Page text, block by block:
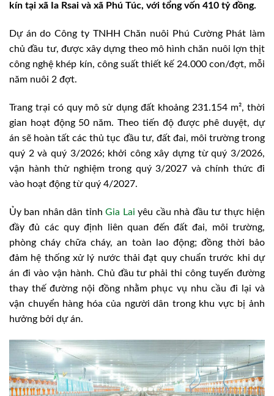
kín tại xã Ia Rsai và xã Phú Túc, với tổng vốn 410 tỷ đồng.
Dự án do Công ty TNHH Chăn nuôi Phú Cường Phát làm
chủ đầu tư, được xây dựng theo mô hình chăn nuôi lợn thịt
công nghệ khép kín, công suất thiết kế 24.000 con/đợt, mỗi
năm nuôi 2 đợt.
Trang trại có quy mô sử dụng đất khoảng 231.154 m², thời
gian hoạt động 50 năm. Theo tiến độ được phê duyệt, dự
án sẽ hoàn tất các thủ tục đầu tư, đất đai, môi trường trong
quý 2 và quý 3/2026; khởi công xây dựng từ quý 3/2026,
vận hành thử nghiệm trong quý 3/2027 và chính thức đi
vào hoạt động từ quý 4/2027.
Ủy ban nhân dân tỉnhGia Lai yêu cầu nhà đầu tư thực hiện
đầy đủ các quy định liên quan đến đất đai, môi trường,
phòng cháy chữa cháy, an toàn lao động; đồng thời bảo
đảm hệ thống xử lý nước thải đạt quy chuẩn trước khi dự
án đi vào vận hành. Chủ đầu tư phải thi công tuyến đường
thay thế đường nội đồng nhằm phục vụ nhu cầu đi lại và
vận chuyển hàng hóa của người dân trong khu vực bị ảnh
hưởng bởi dự án.